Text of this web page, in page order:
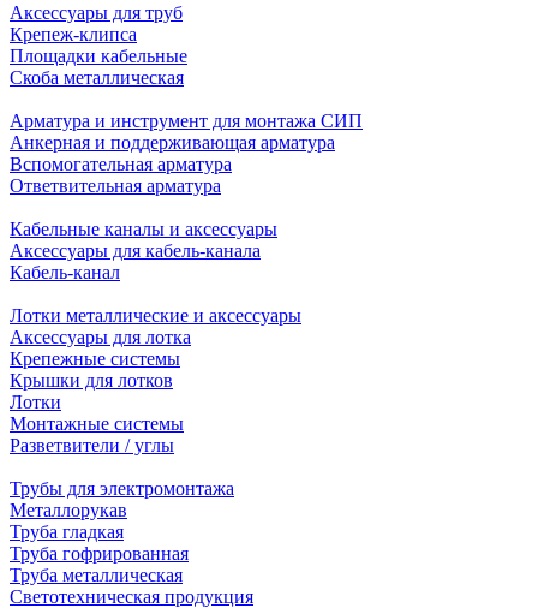
Аксессуары для труб
Крепеж-клипса
Площадки кабельные
Скоба металлическая
Арматура и инструмент для монтажа СИП
Анкерная и поддерживающая арматура
Вспомогательная арматура
Ответвительная арматура
Кабельные каналы и аксессуары
Аксессуары для кабель-канала
Кабель-канал
Лотки металлические и аксессуары
Аксессуары для лотка
Крепежные системы
Крышки для лотков
Лотки
Монтажные системы
Разветвители / углы
Трубы для электромонтажа
Металлорукав
Труба гладкая
Труба гофрированная
Труба металлическая
Светотехническая продукция